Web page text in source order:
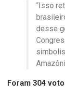
“Isso
desse
Foram 304